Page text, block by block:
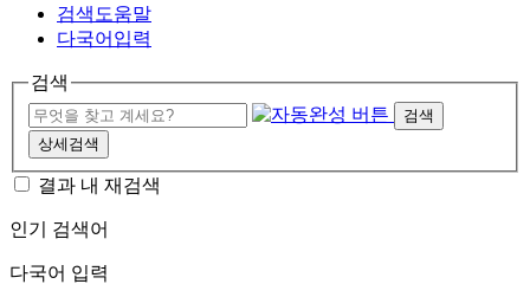
검색도움말
다국어입력
검색
검색
상세검색
결과 내 재검색
인기 검색어
다국어 입력